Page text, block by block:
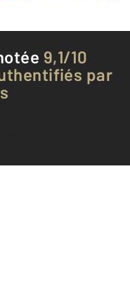
9,1/10
par